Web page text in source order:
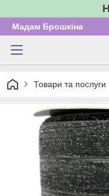
Мадам Брошкіна
Товари та послуги